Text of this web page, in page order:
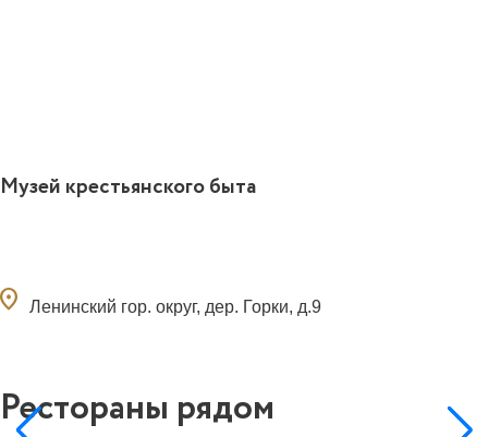
Музей крестьянского быта
Ленинский гор. округ, дер. Горки, д.9
Рестораны рядом